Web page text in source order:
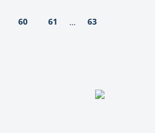
60 61 … 63